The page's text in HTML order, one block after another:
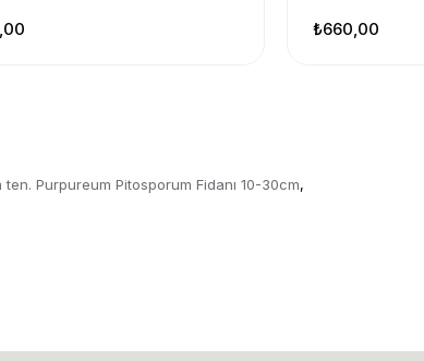
₺660,00
ten. Purpureum Pitosporum Fidanı 10-30cm,